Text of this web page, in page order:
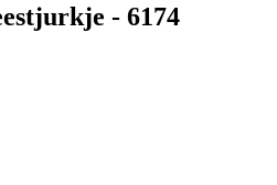
- 6174